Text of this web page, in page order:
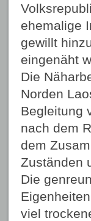
ehemalige
gewillt
eingenäht
Die
Norden
Begleitung
nach dem
dem
Zuständen
Die
viel